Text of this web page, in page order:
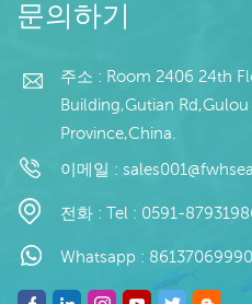
확인 후 20일 이내 원산지:
중국 브랜드: 푸 완 항
문의하기
주소 : Room 2406 24th
Building,Gutian
Province,China.
이메일 :
전화 : Tel : 0591-
Whatsapp :